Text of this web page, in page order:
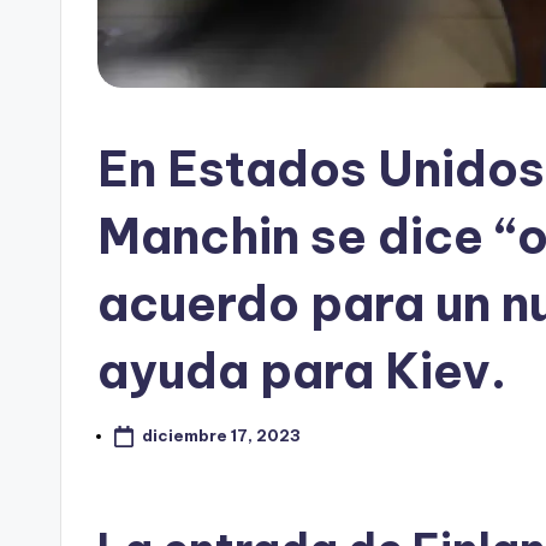
En Estados
Manchin se dice
acuerdo para un
ayuda para Kiev.
diciembre 17, 2023